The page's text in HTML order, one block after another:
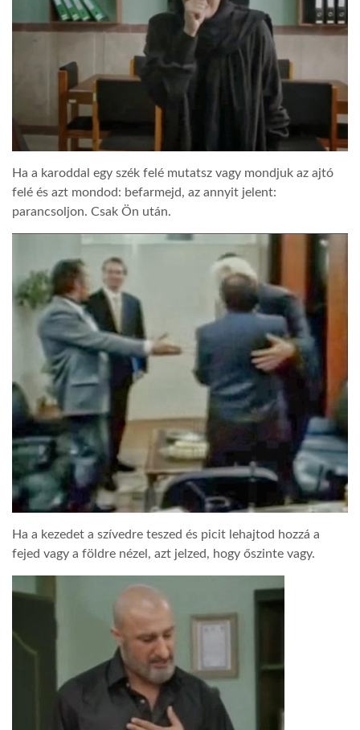
Ha a karoddal egy szék felé mutatsz vagy mondjuk az ajtó
felé és azt mondod: befarmejd, az annyit jelent:
parancsoljon. Csak Ön után.
Ha a kezedet a szívedre teszed és picit lehajtod hozzá a
fejed vagy a földre nézel, azt jelzed, hogy őszinte vagy.